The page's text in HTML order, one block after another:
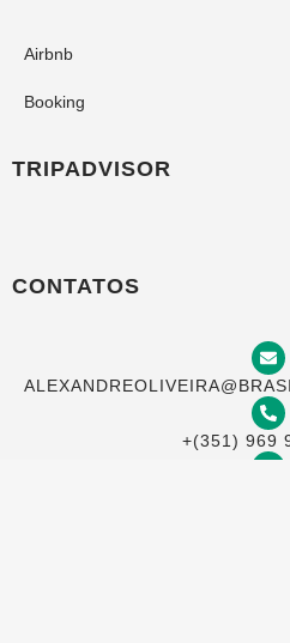
Airbnb
Booking
TRIPADVISOR
CONTATOS
+(351) 969